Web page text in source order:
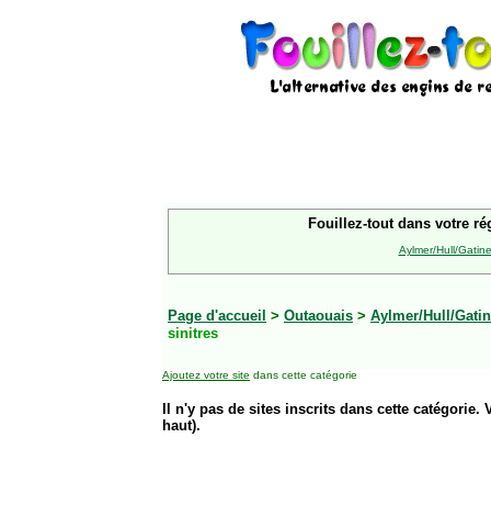
Fouillez-tout dans votre
Aylmer/Hull/
Page d'accueil > Outaouais > Aylmer/Hull/
sinitres
Ajoutez votre site dans cette catégorie
Il n'y pas de sites inscrits dans cette
haut).